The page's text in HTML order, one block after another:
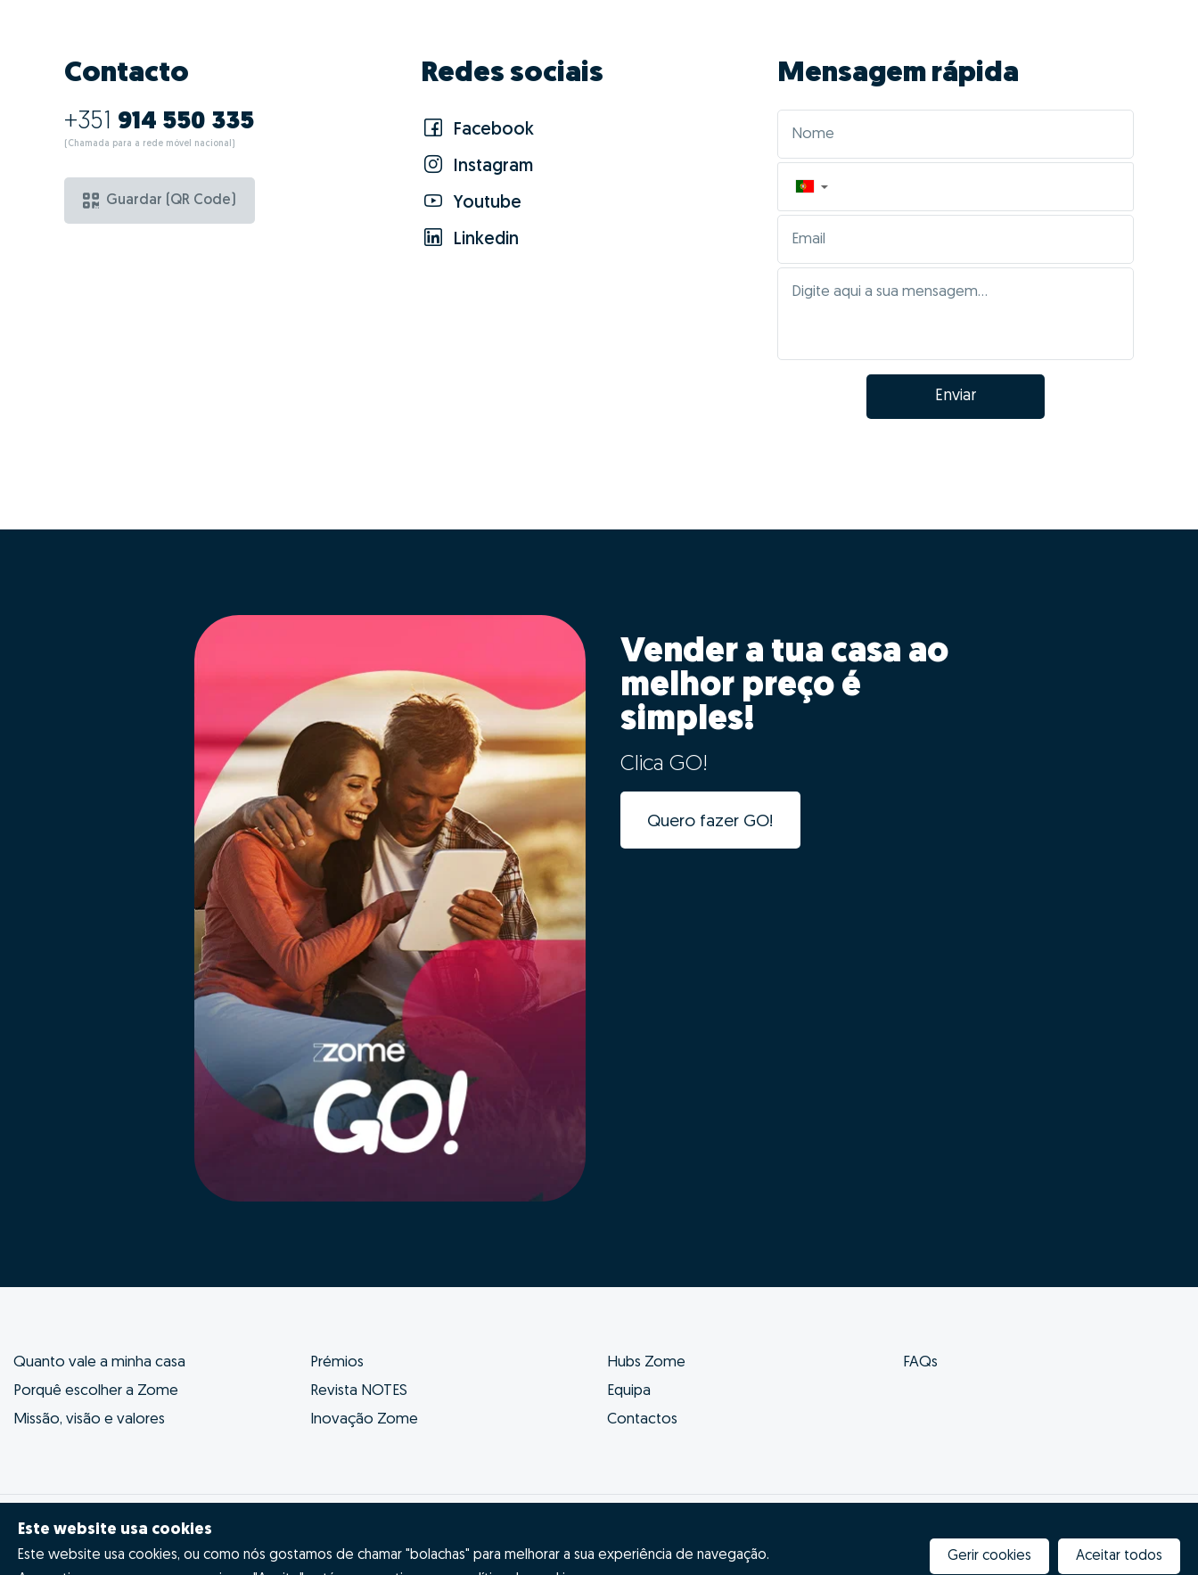
Contacto
+351 914 550 335
(Chamada para a rede móvel nacional)
Guardar (QR Code)
Redes sociais
Facebook
Instagram
Youtube
Linkedin
Mensagem rápida
▼
Enviar
Vender a tua casa ao
melhor preço é
simples!
Clica GO!
Quero fazer GO!
Quanto vale a minha casa
Porquê escolher a Zome
Missão, visão e valores
Prémios
Revista NOTES
Inovação Zome
Hubs Zome
Equipa
Contactos
FAQs
© Zome 2025 Política de Privacidade
Este website usa cookies
Este website usa cookies, ou como nós gostamos de chamar "bolachas" para melhorar a sua experiência de navegação.
Gerir cookies Aceitar todos